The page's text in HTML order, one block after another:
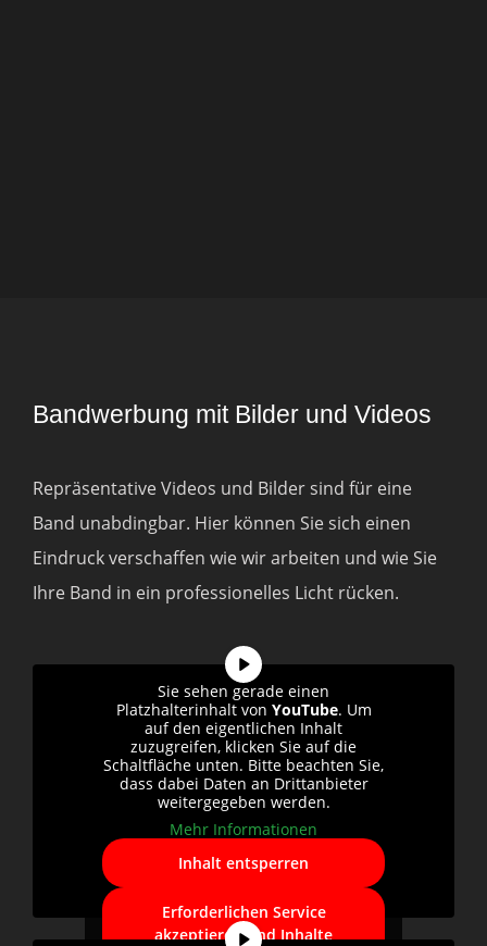
Bandwerbung mit Bilder und Videos
Repräsentative Videos und Bilder sind für eine
Band unabdingbar. Hier können Sie sich einen
Eindruck verschaffen wie wir arbeiten und wie Sie
Ihre Band in ein professionelles Licht rücken.
Sie sehen gerade einen
Platzhalterinhalt von YouTube. Um
auf den eigentlichen Inhalt
zuzugreifen, klicken Sie auf die
Schaltfläche unten. Bitte beachten Sie,
dass dabei Daten an Drittanbieter
weitergegeben werden.
Mehr Informationen
Inhalt entsperren
Erforderlichen Service
akzeptieren und Inhalte